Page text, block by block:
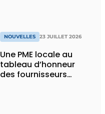
NOUVELLES 23 JUILLET 2026
Une PME locale au
tableau d’honneur
des fournisseurs